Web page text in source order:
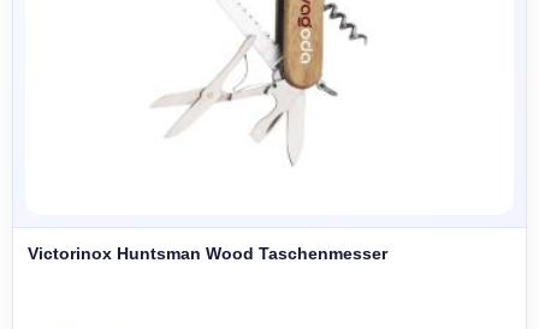
Victorinox Huntsman Wood Taschenmesser